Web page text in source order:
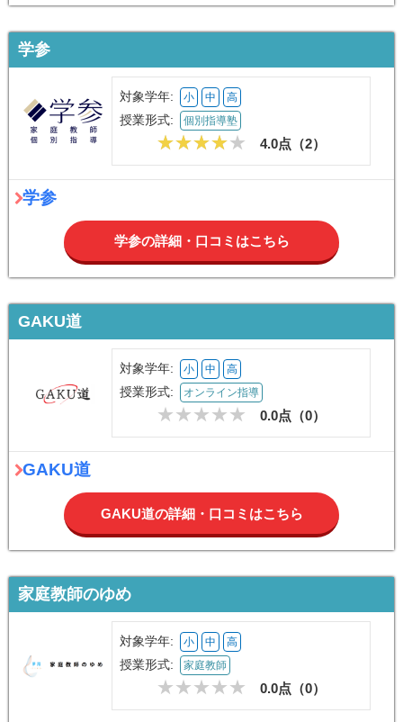
学参
対象学年: 小 中 高
授業形式: 個別指導塾
4.0点（2）
学参
学参の詳細・口コミはこちら
GAKU道
対象学年: 小 中 高
授業形式: オンライン指導
0.0点（0）
GAKU道
GAKU道の詳細・口コミはこちら
家庭教師のゆめ
対象学年: 小 中 高
授業形式: 家庭教師
0.0点（0）